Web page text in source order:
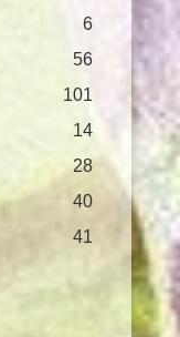
6
56
101
14
28
40
41